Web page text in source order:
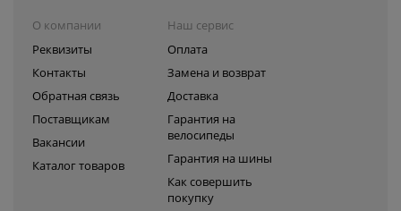
О компании
Реквизиты
Контакты
Обратная связь
Поставщикам
Вакансии
Каталог товаров
Наш сервис
Оплата
Замена и возврат
Доставка
Гарантия на
велосипеды
Гарантия на шины
Как совершить
покупку